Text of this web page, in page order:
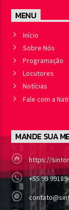
MENU
Início
Sobre Nós
Programação
Locutores
Notícias
Fale com a
MANDE SUA
https://
+55 99